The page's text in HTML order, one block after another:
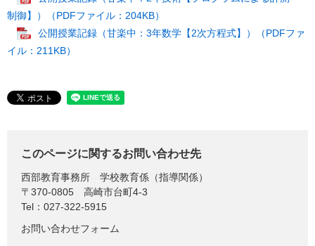
制御】）（PDFファイル：204KB）
公開授業記録（甘楽中：3年数学【2次方程式】）（PDFファ
イル：211KB）
このページに関するお問い合わせ先
西部教育事務所
学校教育係（指導関係）
〒370-0805
高崎市台町4-3
Tel：027-322-5915
お問い合わせフォーム